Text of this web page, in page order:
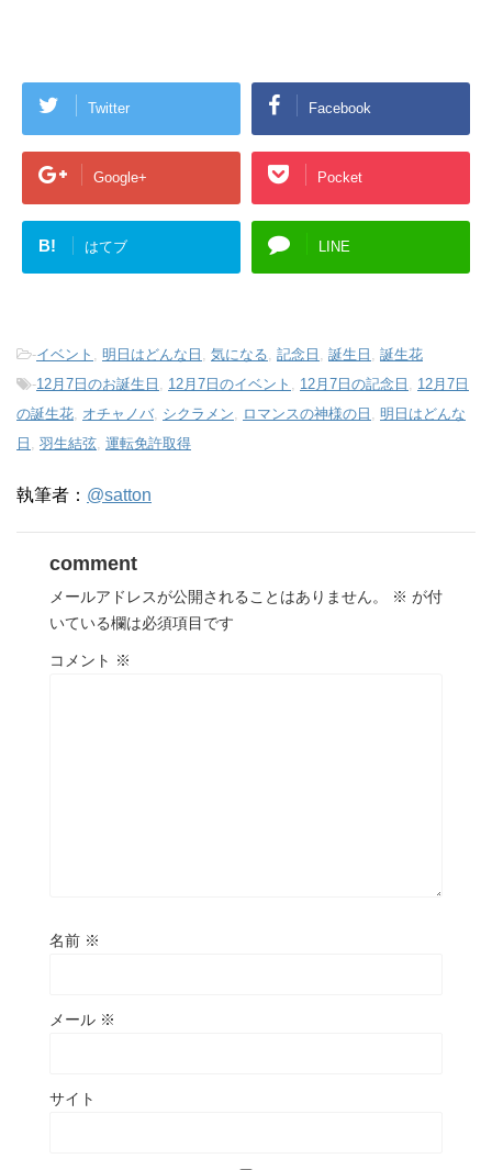
Twitter Facebook
Google+ Pocket
B! はてブ LINE
-イベント 明日はどんな日 気になる 記念日 誕生日
誕生花
-12月7日のお誕生日 12月7日のイベント 12月7日の記念日
12月7日
の誕生花 オチャノバ シクラメン ロマンスの神様の日
明日はどんな
日
羽生結弦 運転免許取得
執筆者： @satton
comment
メールアドレスが公開されることはありません。 ※ が付
いている欄は必須項目です
コメント ※
名前 ※
メール ※
サイト